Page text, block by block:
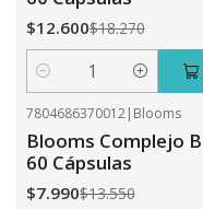
$12.600$18.270
Cantidad
7804686370012| Blooms
Blooms Complejo B
60 Cápsulas
$7.990$13.550